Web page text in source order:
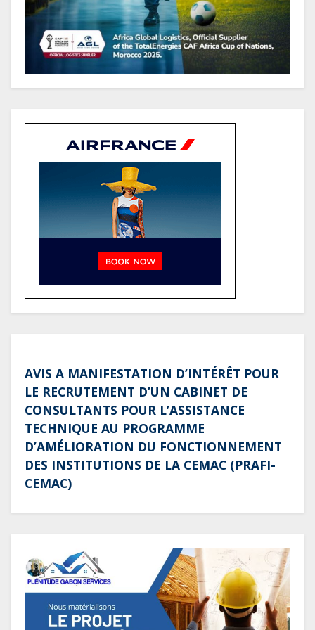
routiers d’EBOMAF BTP Gabon
dans la Ngounié
Gabon : Les paiements d’intérêts
de la dette absorbent 20 à 30 % des
recettes, tandis que le service
des recettes budgétaires
(Rapport)
Société : Vives polémiques sur
l’identité de Bombé Marcel auprès
de la communauté Babongo
positionnement de partenaire de
référence pour les grands projets
industriels et d’infrastructures du
pays
AVIS A MANIFESTATION D’INTÉRÊT POUR
LE RECRUTEMENT D’UN CABINET DE
CONSULTANTS POUR L’ASSISTANCE
TECHNIQUE AU PROGRAMME
D’AMÉLIORATION DU FONCTIONNEMENT
DES INSTITUTIONS DE LA CEMAC (PRAFI-
CEMAC)